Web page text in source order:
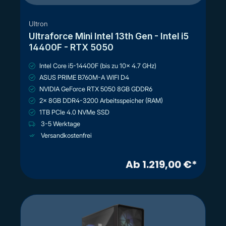
Prozessor sein soll, hängt natürlich ganz von deinem
Solltest du also hoch anspruchsvolle Games spielen
wollen, solltest du auch direkt einen Gaming-PC mit einer
Eine nachträgliche Aufrüstung ist meist kostenintensiver.
Über den Konfigurator kannst du dir deinen perfekten
Gamer-PC zusammenstellen.
Wissenswertes zum Thema Gaming-PC
Für einen Gamer gibt es kein größeres Highlight als einen
richtig gut ausgestatteten High-End-Gaming-PC. Wenn die
höchster Auflösung zocken sowie eine hervorragende
Grafik- und Soundqualität genießen.
deutlich höher sein als die eines normalen Computers, mit
dem man nur in Office-Programmen arbeitet. Deshalb
sollte man bereits vor dem Kauf wissen, worauf es bei der
Ultron
Ultraforce Mini Intel 13th Gen - Intel i5
14400F - RTX 5050
Intel Core i5-14400F (bis zu 10x 4.7 GHz)
ASUS PRIME B760M-A WIFI D4
NVIDIA GeForce RTX 5050 8GB GDDR6
2x 8GB DDR4-3200 Arbeitsspeicher (RAM)
1TB PCIe 4.0 NVMe SSD
3-5 Werktage
Versandkostenfrei
Ab 1.219,00 €*